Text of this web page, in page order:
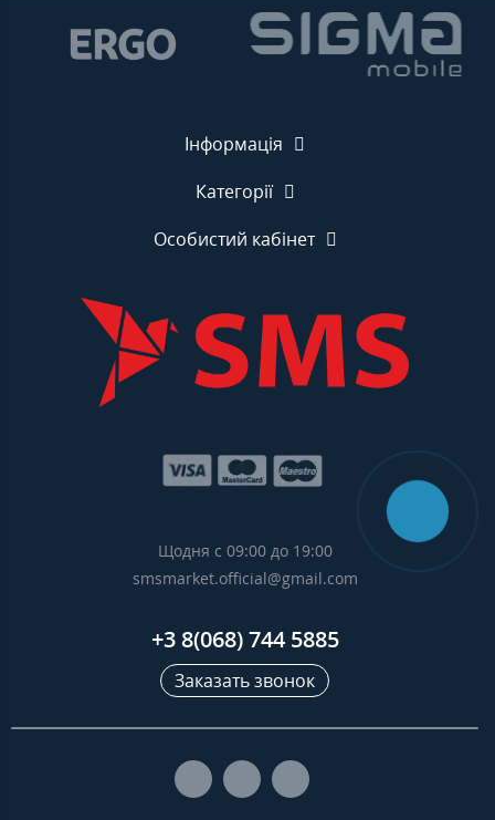
Інформація
Категорії
Особистий кабінет
Щодня с 09:00 до 19:00
smsmarket.official@gmail.com
+3 8(068) 744 5885
Заказать звонок